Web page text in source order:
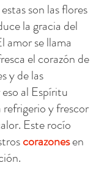
son las flores
la gracia del
amor se llama
el corazón de
y de las
al Espíritu
refrigerio y frescor
Este rocío
corazones en